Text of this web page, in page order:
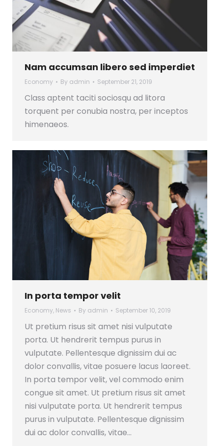
Nam accumsan libero sed imperdiet
Economy By admin September 21, 2019
Class aptent taciti sociosqu ad litora
torquent per conubia nostra, per inceptos
himenaeos.
In porta tempor velit
Economy, News By admin September 10, 2019
Ut pretium risus sit amet nisi vulputate
porta. Ut hendrerit tempus purus in
vulputate. Pellentesque dignissim dui ac
dolor convallis, vitae posuere lacus laoreet.
In porta tempor velit, vel commodo enim
congue sit amet. Ut pretium risus sit amet
nisi vulputate porta. Ut hendrerit tempus
purus in vulputate. Pellentesque dignissim
dui ac dolor convallis, vitae…